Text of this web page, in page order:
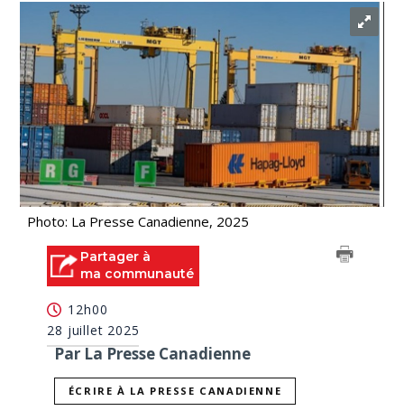
Photo: La Presse Canadienne, 2025
Partager à
ma communauté
12h00
28 juillet 2025
Par La Presse Canadienne
ÉCRIRE À LA PRESSE CANADIENNE